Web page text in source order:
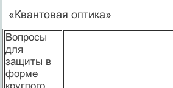
«Квантовая оптика»
Вопросы
для
защиты в
форме